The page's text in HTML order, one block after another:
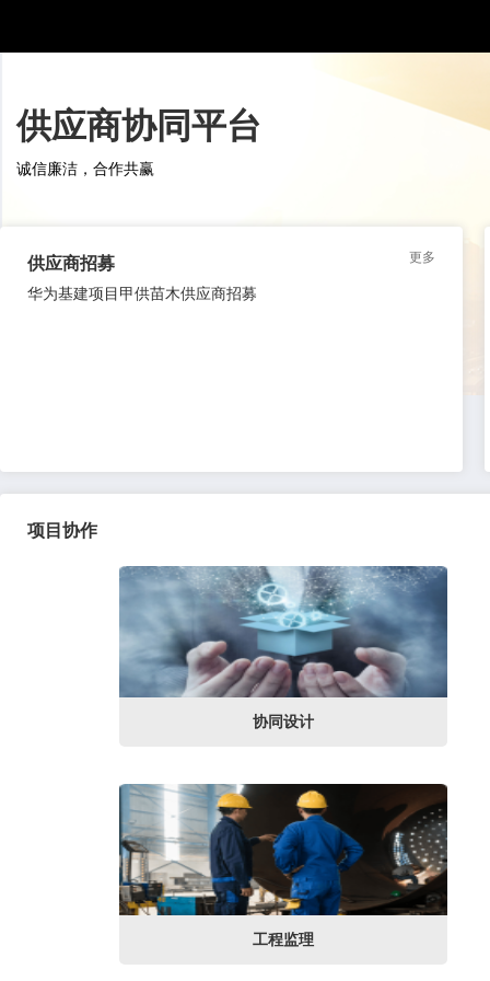
供应商协同平台
诚信廉洁，合作共赢
供应商招募 更多
华为基建项目甲供苗木供应商招募
项目协作
协同设计
工程监理